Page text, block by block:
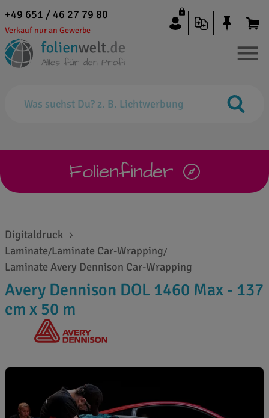
+49 651 / 46 27 79 80
Verkauf nur an Gewerbe
Folienfinder
Digitaldruck
Laminate/Laminate Car-Wrapping/
Laminate Avery Dennison Car-Wrapping
Avery Dennison DOL 1460 Max - 137
cm x 50 m